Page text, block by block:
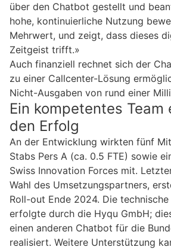
über den Chatbot gestellt und
hohe, kontinuierliche Nutzung
Mehrwert, und zeigt, dass dieses
Zeitgeist trifft.»
Auch finanziell rechnet sich der
zu einer Callcenter-Lösung
Nicht-Ausgaben von rund einer
Ein kompetentes Team
den Erfolg
An der Entwicklung wirkten fünf
Stabs Pers A (ca. 0.5 FTE) sowie
Swiss Innovation Forces mit.
Wahl des Umsetzungspartners,
Roll-out Ende 2024. Die
erfolgte durch die Hyqu GmbH;
einen anderen Chatbot für die
realisiert. Weitere Unterstützung